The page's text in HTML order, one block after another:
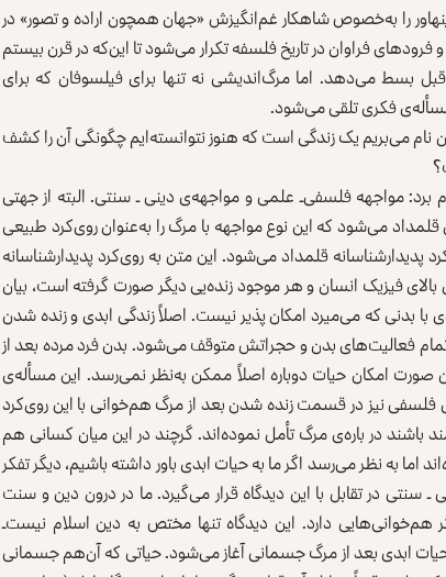
را به‌خصوص شاهکار غم‌انگیزش «جهان همچون اراده و تصور» در
فراوان در تاریخ فلسفه تکرار می‌شود تا این‌که در قرن بیستم
بسط می‌دهد. اما مرگ‌اندیشی نه تنها برای فیلسوفان که برای
مسأله‌ی فکری تلقی می‌شود.
نام می‌بریم یک زندگی است که هنوز نتوانسته‌ایم چگونگی آن ‌را کشف
مواجهه فلسفی‌ـ‌ علمی و مواجهه‌ی دینی ـ سنتی. البته از جهتی
می‌شود که این نوع مواجهه با مرگ را به‌عنوان روی‌کرد طبیعی
قلمداد می‌شود. این متن به روی‌کرد پدیدارشناسانه
فیزیک انسان و هر موجود زنده‌یی دیگر صورت گرفته است، بیان
بدنی که می‌‌میرد امکان پذیر نیست. اصلاً زندگی ابدی و زنده شدن
تمام فعالیت‌های بدن و حجراتش متوقف می‌شود. بدن فرد مرده بعد از
امکان حیات دوباره اصلاً ممکن به‌نظر نمی‌رسد. این مسأله‌ی
نیز در قسمت زنده شدن بعد از مرگ هم‌خوانی با این روی‌کرد
باشند در باره‌ی مرگ تأمل نموده‌اند. ‌گرچند در این میان کسانی ‌هم
اما به ‌نظر می‌رسد اگر ما به حیات ابدی باور داشته باشیم، دیگر تفکر
سنتی در تقابل با این دیدگاه قرار می‌گیرد. ما در درون دین و سنت
هم‌خوانی‌هایی دارد. این دیدگاه تنها مختص به دین اسلام نیست‌ـ
حیات ابدی بعد از مرگ جسمانی آغاز می‌شود. حیاتی که آن‌هم جسمانی